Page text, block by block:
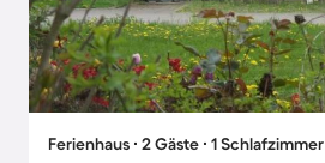
Ferienhaus ∙ 2 Gäste ∙ 1 Schlafzimmer